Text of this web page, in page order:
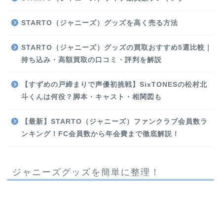
STARTO（ジャニーズ）グッズを高く売る方法
STARTO（ジャニーズ）グッズの買取おすすめ5選比較｜
持ち込み・高額買取の口コミ・評判を解説
【すずめの戸締まりで声優初挑戦】SixTONESの松村北
斗くんは何役？脚本・キャスト・相関図も
【最新】STARTO（ジャニーズ）ファンクラブ会員数ラ
ンキング！FC会員数から年会費まで徹底解説！
ジャニーズグッズを簡単に整理！